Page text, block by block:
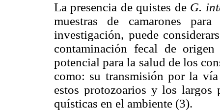
La presencia de quistes de G.
muestras de camarones
investigación, puede
contaminación fecal de
potencial para la salud de los
como: su transmisión por la
estos protozoarios y los largos
quísticas en el ambiente (3).